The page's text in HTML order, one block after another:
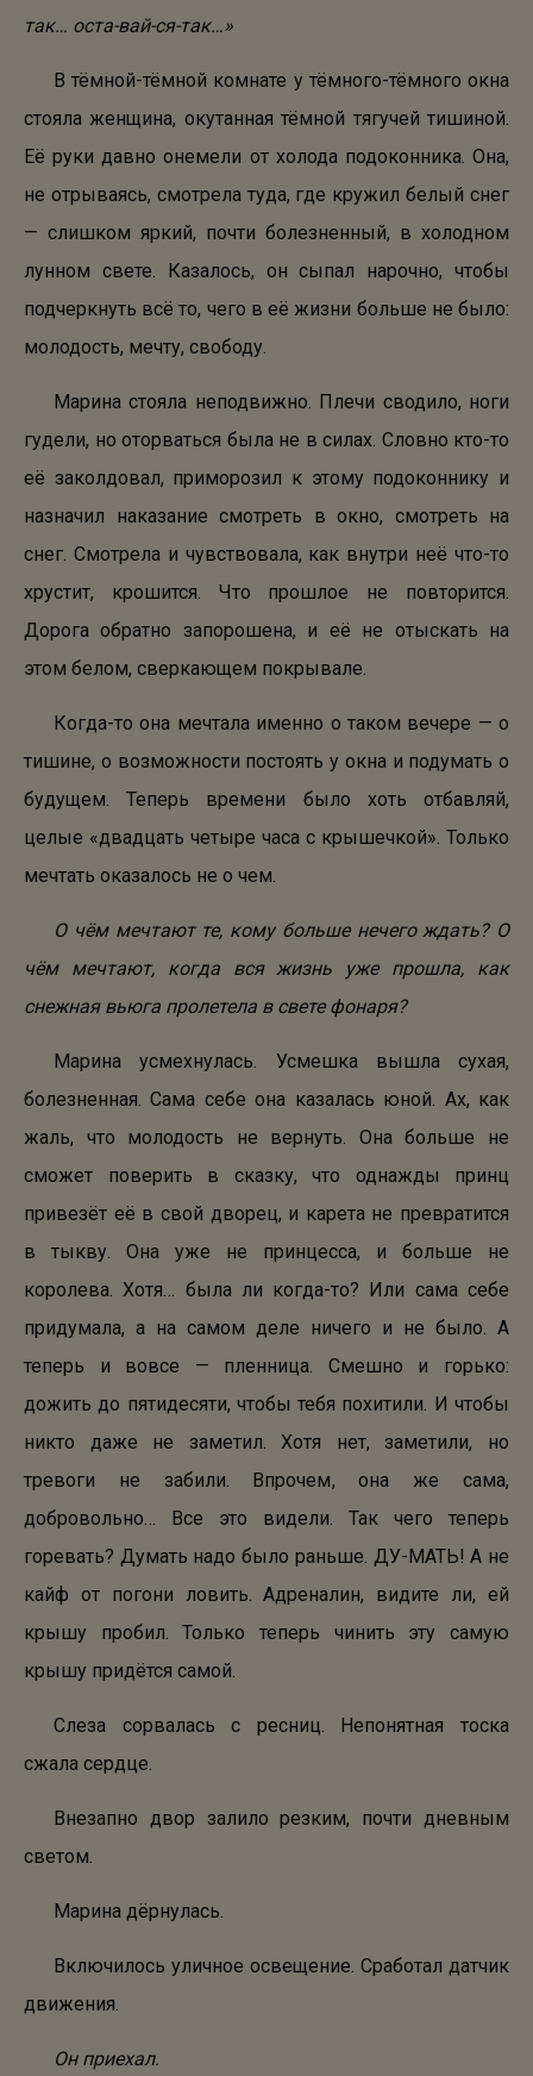
так… оста-вай-ся-так…»
В тёмной-тёмной комнате у тёмного-тёмного окна
стояла женщина, окутанная тёмной тягучей тишиной.
Её руки давно онемели от холода подоконника. Она,
не отрываясь, смотрела туда, где кружил белый снег
— слишком яркий, почти болезненный, в холодном
лунном свете. Казалось, он сыпал нарочно, чтобы
подчеркнуть всё то, чего в её жизни больше не было:
молодость, мечту, свободу.
Марина стояла неподвижно. Плечи сводило, ноги
гудели, но оторваться была не в силах. Словно кто-то
её заколдовал, приморозил к этому подоконнику и
назначил наказание смотреть в окно, смотреть на
снег. Смотрела и чувствовала, как внутри неё что-то
хрустит, крошится. Что прошлое не повторится.
Дорога обратно запорошена, и её не отыскать на
этом белом, сверкающем покрывале.
Когда-то она мечтала именно о таком вечере — о
тишине, о возможности постоять у окна и подумать о
будущем. Теперь времени было хоть отбавляй,
целые «двадцать четыре часа с крышечкой». Только
мечтать оказалось не о чем.
О чём мечтают те, кому больше нечего ждать? О
чём мечтают, когда вся жизнь уже прошла, как
снежная вьюга пролетела в свете фонаря?
Марина усмехнулась. Усмешка вышла сухая,
болезненная. Сама себе она казалась юной. Ах, как
жаль, что молодость не вернуть. Она больше не
сможет поверить в сказку, что однажды принц
привезёт её в свой дворец, и карета не превратится
в тыкву. Она уже не принцесса, и больше не
королева. Хотя… была ли когда-то? Или сама себе
придумала, а на самом деле ничего и не было. А
теперь и вовсе — пленница. Смешно и горько:
дожить до пятидесяти, чтобы тебя похитили. И чтобы
никто даже не заметил. Хотя нет, заметили, но
тревоги не забили. Впрочем, она же сама,
добровольно… Все это видели. Так чего теперь
горевать? Думать надо было раньше. ДУ-МАТЬ! А не
кайф от погони ловить. Адреналин, видите ли, ей
крышу пробил. Только теперь чинить эту самую
крышу придётся самой.
Слеза сорвалась с ресниц. Непонятная тоска
сжала сердце.
Внезапно двор залило резким, почти дневным
светом.
Марина дёрнулась.
Включилось уличное освещение. Сработал датчик
движения.
Он приехал.